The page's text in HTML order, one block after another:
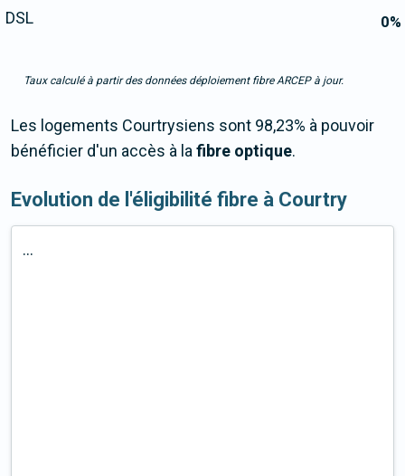
0%
DSL
Taux calculé à partir des données déploiement fibre ARCEP à jour.
Les logements Courtrysiens sont 98,23% à pouvoir
bénéficier d'un accès à lafibre optique.
Evolution de l'éligibilité fibre à Courtry
...